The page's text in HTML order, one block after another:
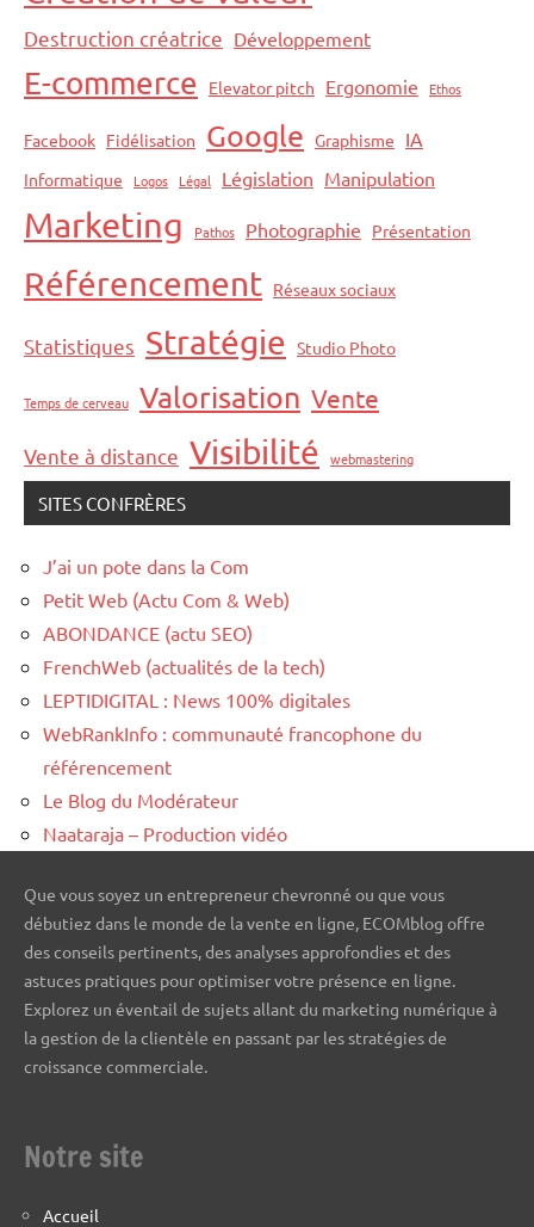
Destruction créatrice Développement
E-commerce Elevator pitch Ergonomie Ethos
Facebook Fidélisation Google Graphisme IA
Informatique Logos Légal Législation Manipulation
Marketing Pathos Photographie Présentation
Référencement Réseaux sociaux
Statistiques Stratégie Studio Photo
Temps de cerveau Valorisation Vente
Vente à distance Visibilité webmastering
SITES CONFRÈRES
J’ai un pote dans la Com
Petit Web (Actu Com & Web)
ABONDANCE (actu SEO)
FrenchWeb (actualités de la tech)
LEPTIDIGITAL : News 100% digitales
WebRankInfo : communauté francophone du
référencement
Le Blog du Modérateur
Naataraja – Production vidéo
Que vous soyez un entrepreneur chevronné ou que vous
débutiez dans le monde de la vente en ligne, ECOMblog offre
des conseils pertinents, des analyses approfondies et des
astuces pratiques pour optimiser votre présence en ligne.
Explorez un éventail de sujets allant du marketing numérique à
la gestion de la clientèle en passant par les stratégies de
croissance commerciale.
Notre site
Accueil